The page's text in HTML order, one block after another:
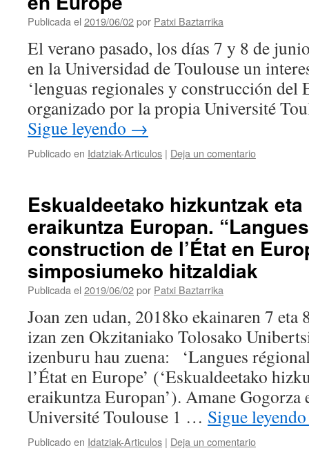
Publicada el 2019/06/02por Patxi Baztarrika
El verano pasado, los días 7 y 8 de
en la Universidad de Toulouse un
‘lenguas regionales y construcción del
organizado por la propia Université
Sigue leyendo →
Publicado en Idatziak-Articulos | Deja un comentario
Eskualdeetako hizkuntzak
eraikuntza Europan.
construction de l’État en
simposiumeko hitzaldiak
Publicada el 2019/06/02por Patxi Baztarrika
Joan zen udan, 2018ko ekainaren 7 eta
izan zen Okzitaniako Tolosako
izenburu hau zuena: ‘Langues
l’État en Europe’ (‘Eskualdeetako
eraikuntza Europan’). Amane Gogorza
Université Toulouse 1 … Sigue
Publicado en Idatziak-Articulos | Deja un comentario